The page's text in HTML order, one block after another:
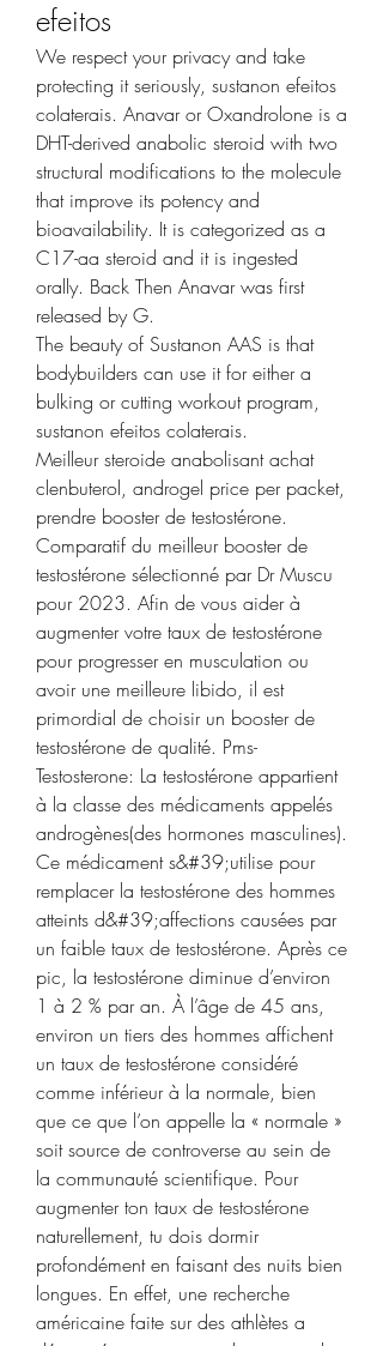
efeitos
We respect your privacy and take
protecting it seriously, sustanon efeitos
colaterais. Anavar or Oxandrolone is a
DHT-derived anabolic steroid with two
structural modifications to the molecule
that improve its potency and
bioavailability. It is categorized as a
C17-aa steroid and it is ingested
orally. Back Then Anavar was first
released by G.
The beauty of Sustanon AAS is that
bodybuilders can use it for either a
bulking or cutting workout program,
sustanon efeitos colaterais.
Meilleur steroide anabolisant achat
clenbuterol, androgel price per packet,
prendre booster de testostérone.
Comparatif du meilleur booster de
testostérone sélectionné par Dr Muscu
pour 2023. Afin de vous aider à
augmenter votre taux de testostérone
pour progresser en musculation ou
avoir une meilleure libido, il est
primordial de choisir un booster de
testostérone de qualité. Pms-
Testosterone: La testostérone appartient
à la classe des médicaments appelés
androgènes(des hormones masculines).
Ce médicament s&#39;utilise pour
remplacer la testostérone des hommes
atteints d&#39;affections causées par
un faible taux de testostérone. Après ce
pic, la testostérone diminue d’environ
1 à 2 % par an. À l’âge de 45 ans,
environ un tiers des hommes affichent
un taux de testostérone considéré
comme inférieur à la normale, bien
que ce que l’on appelle la « normale »
soit source de controverse au sein de
la communauté scientifique. Pour
augmenter ton taux de testostérone
naturellement, tu dois dormir
profondément en faisant des nuits bien
longues. En effet, une recherche
américaine faite sur des athlètes a